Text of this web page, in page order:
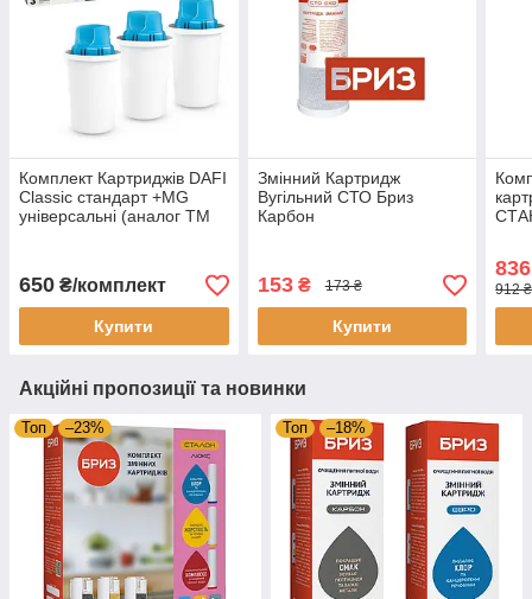
Комплект Картриджів DAFI
Classic стандарт +MG
універсальні (аналог ТМ
650 ₴/комплект
Купити
Змінний Картридж
Вугільний СТО Бриз
Карбон
153₴ 173 ₴
Купити
836
912
Акційні пропозиції та новинки
Топ –23% Топ –18%